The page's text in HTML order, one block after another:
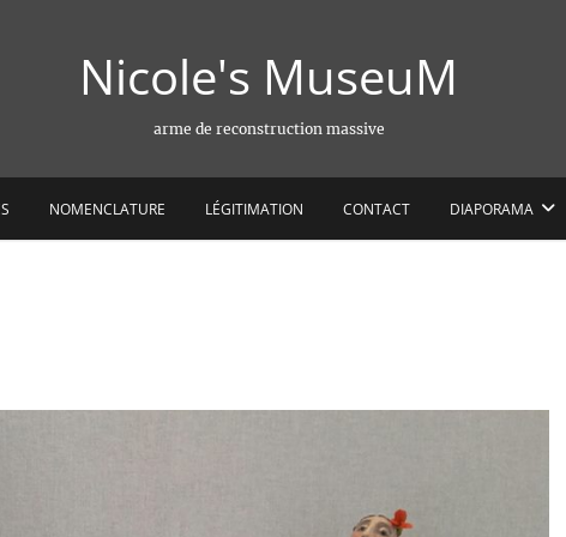
Nicole's MuseuM
arme de reconstruction massive
NOMENCLATURE LÉGITIMATION CONTACT DIAPORAMA